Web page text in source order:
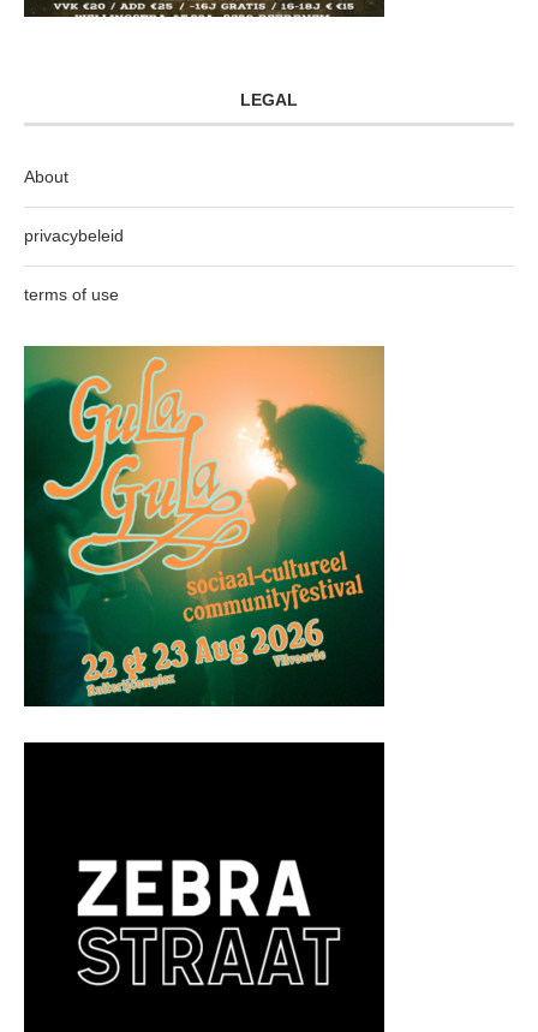
LEGAL
About
privacybeleid
terms of use